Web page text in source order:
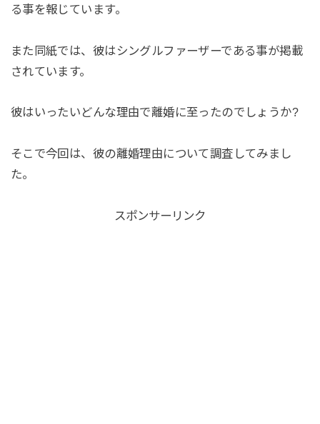
る事を報じています。
また同紙では、彼はシングルファーザーである事が掲載
されています。
彼はいったいどんな理由で離婚に至ったのでしょうか?
そこで今回は、彼の離婚理由について調査してみまし
た。
スポンサーリンク